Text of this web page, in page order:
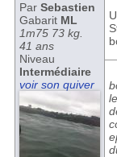
Par Sebastien
Gabarit ML
1m75 73 kg.
41 ans
Niveau
Intermédiaire
voir son quiver